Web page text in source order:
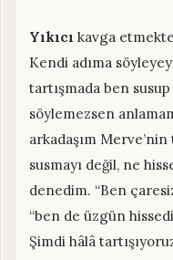
Yıkıcı kavga
Kendi adıma
tartışmada ben
söylemezsen
arkadaşım
susmayı değil, ne
denedim. “Ben
“ben de üzgün
Şimdi hâlâ